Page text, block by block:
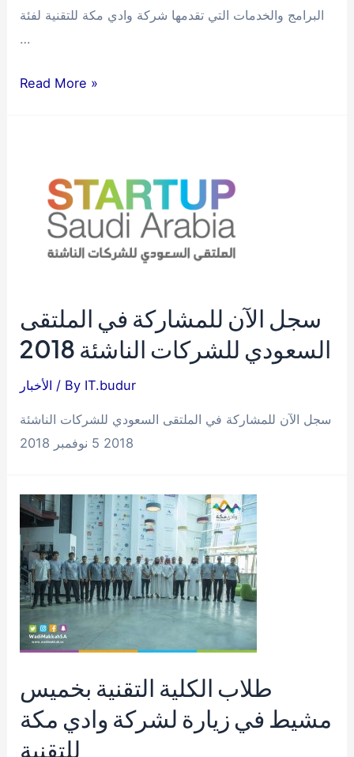
البرامج والخدمات التي تقدمها شركة وادي مكة للتقنية لفئة
…
زيارة
المتوسطة
المكرمة
لشركة
للتقنية
Read More »
سجل الآن للمشاركة في الملتقى
السعودي للشركات الناشئة 2018
الأخبار / By IT.budur
سجل الآن للمشاركة في الملتقى السعودي للشركات الناشئة
2018 5 نوفمبر 2018
طلاب الكلية التقنية بخميس
مشيط في زيارة لشركة وادي مكة
للتقنية